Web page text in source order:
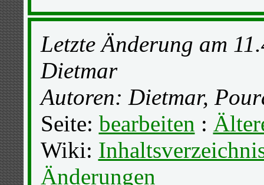
Letzte Änderung am
Dietmar
Autoren: Dietmar,
Seite: bearbeiten :
Wiki:
Änderungen